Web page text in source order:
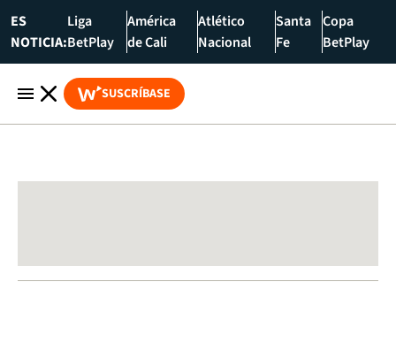
ES
NOTICIA:
Liga
BetPlay
América
de Cali
Atlético
Nacional
Santa
Fe
Copa
BetPlay
SUSCRÍBASE